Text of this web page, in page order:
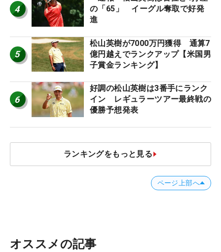
4
の「65」 イーグル奪取で好発
進
5
松山英樹が7000万円獲得 通算7
億円越えでランクアップ【米国男
子賞金ランキング】
6
好調の松山英樹は3番手にランク
イン レギュラーツアー最終戦の
優勝予想発表
ランキングをもっと見る
ページ上部へ
オススメの記事